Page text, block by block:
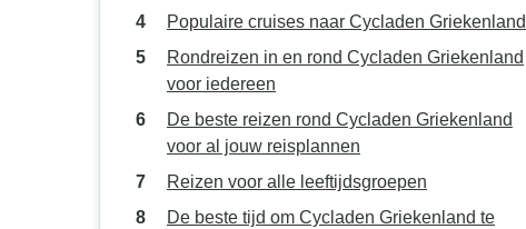
Populaire cruises naar Cycladen Griekenland
Rondreizen in en rond Cycladen Griekenland
voor iedereen
De beste reizen rond Cycladen Griekenland
voor al jouw reisplannen
Reizen voor alle leeftijdsgroepen
De beste tijd om Cycladen Griekenland te